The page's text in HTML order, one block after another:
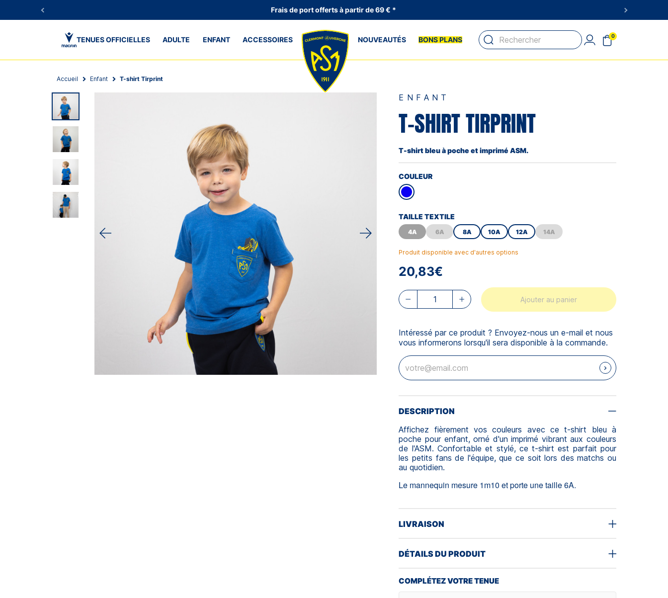
Frais de port offerts à partir de 69 € *
TENUES OFFICIELLES ADULTE ENFANT ACCESSOIRES NOUVEAUTÉS BONS PLANS 0
Accueil Enfant T-shirt Tirprint
ENFANT
T-SHIRT TIRPRINT
T-shirt bleu à poche et imprimé ASM.
COULEUR
TAILLE TEXTILE
4A 6A 8A 10A 12A 14A
Produit disponible avec d'autres options
20,83€
Ajouter au panier
Intéressé par ce produit ? Envoyez-nous un e-mail et nous
vous informerons lorsqu'il sera disponible à la commande.
DESCRIPTION
Affichez fièrement vos couleurs avec ce t-shirt bleu à
poche pour enfant, orné d'un imprimé vibrant aux couleurs
de l'ASM. Confortable et stylé, ce t-shirt est parfait pour
les petits fans de l'équipe, que ce soit lors des matchs ou
au quotidien.
Le mannequin mesure 1m10 et porte une taille 6A.
LIVRAISON
DÉTAILS DU PRODUIT
COMPLÉTEZ VOTRE TENUE